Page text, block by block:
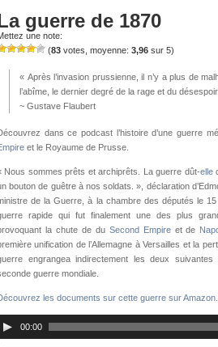
guerre de 1870
une note:
(83 votes, moyenne: 3,96 sur 5)
« Après l’invasion prussienne, il n’y a plus de
l’abîme, le dernier degré de la rage et du
~ Gustave Flaubert
dans ce podcast l’histoire d’une guerre
et le Royaume de Prusse.
Nous sommes prêts et archiprêts. La guerre dût-elle
bouton de guêtre à nos soldats. », déclaration
de la Guerre, à la chambre des députés le
rapide qui fut finalement une des plus
la chute de du Second Empireet de
unification de l’Allemagne à Versailles et la
engrangea indirectement les deux
guerre mondiale.
les documents sur cette guerre sur Amazon.
00:00